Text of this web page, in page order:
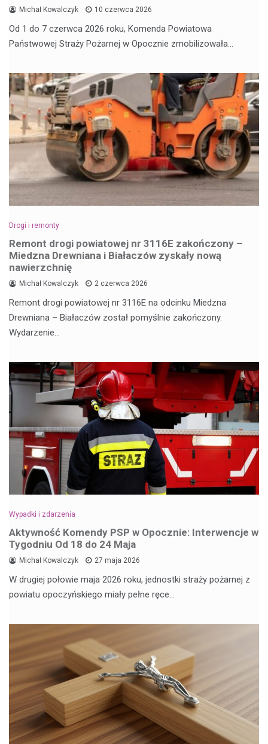
Michał Kowalczyk 10 czerwca 2026
Od 1 do 7 czerwca 2026 roku, Komenda Powiatowa
Państwowej Straży Pożarnej w Opocznie zmobilizowała…
Drogi i remonty
Remont drogi powiatowej nr 3116E zakończony –
Miedzna Drewniana i Białaczów zyskały nową
nawierzchnię
Michał Kowalczyk 2 czerwca 2026
Remont drogi powiatowej nr 3116E na odcinku Miedzna
Drewniana – Białaczów został pomyślnie zakończony.
Wydarzenie…
Wypadki i zdarzenia
Aktywność Komendy PSP w Opocznie: Interwencje w
Tygodniu Od 18 do 24 Maja
Michał Kowalczyk 27 maja 2026
W drugiej połowie maja 2026 roku, jednostki straży pożarnej z
powiatu opoczyńskiego miały pełne ręce…